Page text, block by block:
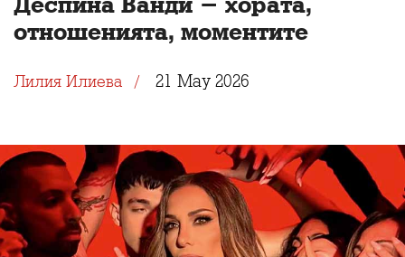
отношенията, моментите
Лилия Илиева 21 May 2026